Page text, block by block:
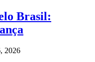
Brasil:
2026